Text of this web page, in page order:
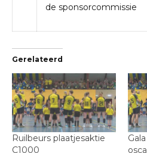
de sponsorcommissie
Gerelateerd
Ruilbeurs plaatjesaktie
C1000